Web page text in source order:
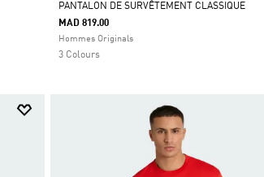
Selected
PANTALON DE SURVÊTEMENT CLASSIQUE
MAD 819.00
Hommes Originals
3 Colours